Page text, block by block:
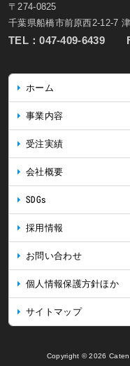
〒274-0825
千葉県船橋市前原西2-12-7
TEL：047-409-6439
ホーム
事業内容
受注実績
会社概要
SDGs
採用情報
お問い合わせ
個人情報保護方針ほか
サイトマップ
Copyright © 2026